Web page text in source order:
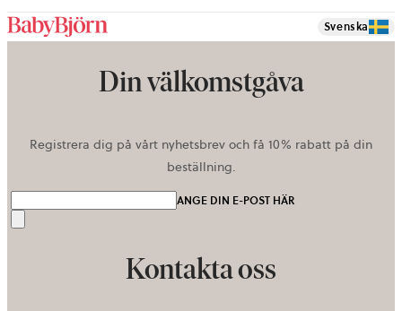
Svenska
Din välkomstgåva
Registrera dig på vårt nyhetsbrev och få 10% rabatt på din
beställning.
ANGE DIN E-POST HÄR
Kontakta oss